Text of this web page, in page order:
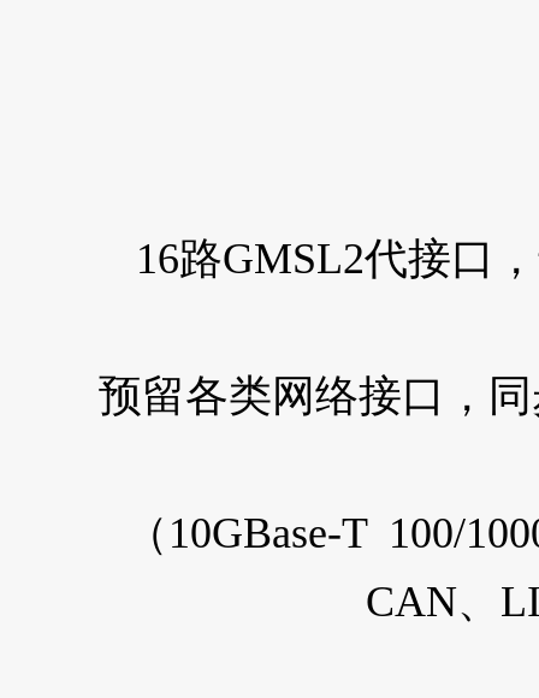
16路GMSL2代接口
预留各类网络接口，
（10GBase-T 100/
CAN、